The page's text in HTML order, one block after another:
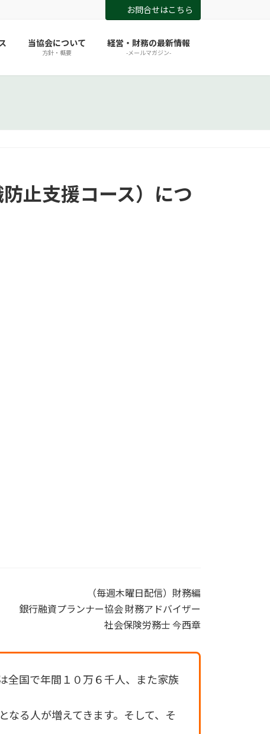
お問合せはこちら
当協会について
方針・概要
経営・財務の最新情報
-メールマガジン-
止支援コース）につ
（毎週木曜日配信）財務編
銀行融資プランナー協会 財務アドバイザー
社会保険労務士 今西章
全国で年間１０万６千人、また家族
なる人が増えてきます。そして、そ